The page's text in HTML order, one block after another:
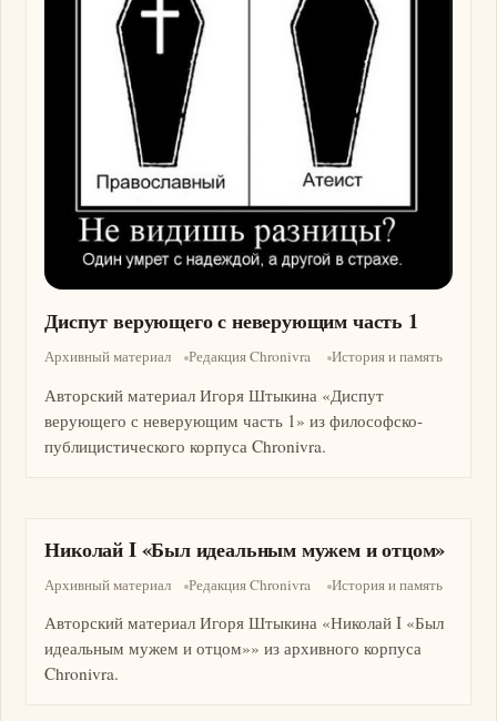
Диспут верующего с неверующим часть 1
Архивный материал Редакция Chronivra История и память
Авторский материал Игоря Штыкина «Диспут
верующего с неверующим часть 1» из философско-
публицистического корпуса Chronivra.
Николай I «Был идеальным мужем и отцом»
Архивный материал Редакция Chronivra История и память
Авторский материал Игоря Штыкина «Николай I «Был
идеальным мужем и отцом»» из архивного корпуса
Chronivra.